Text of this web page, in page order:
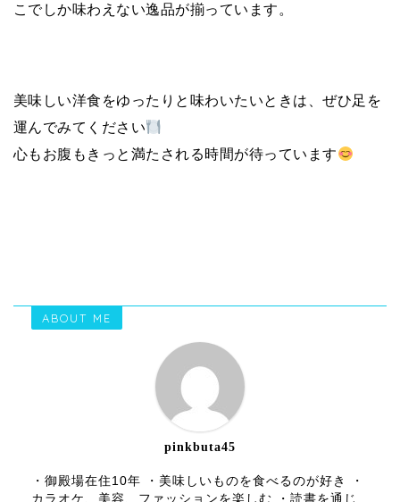
こでしか味わえない逸品が揃っています。
美味しい洋食をゆったりと味わいたいときは、ぜひ足を
運んでみてください
心もお腹もきっと満たされる時間が待っています
ABOUT ME
pinkbuta45
・御殿場在住10年 ・美味しいものを食べるのが好き ・
カラオケ、美容、ファッションを楽しむ ・読書を通じ